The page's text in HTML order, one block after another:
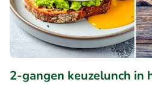
2-gangen keuzelunch in